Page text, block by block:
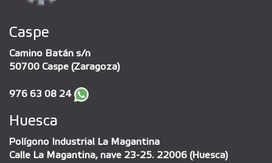
Caspe
Camino Batán s/n
50700 Caspe (Zaragoza)
976 63 08 24
Huesca
Polígono Industrial La Magantina
Calle La Magantina, nave 23-25. 22006 (Huesca)